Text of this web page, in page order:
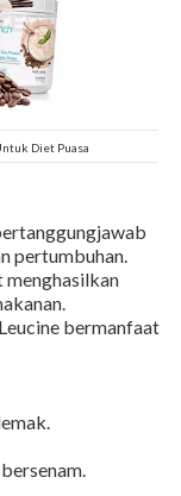
Diet Puasa
pertumbuhan.
bermanfaat